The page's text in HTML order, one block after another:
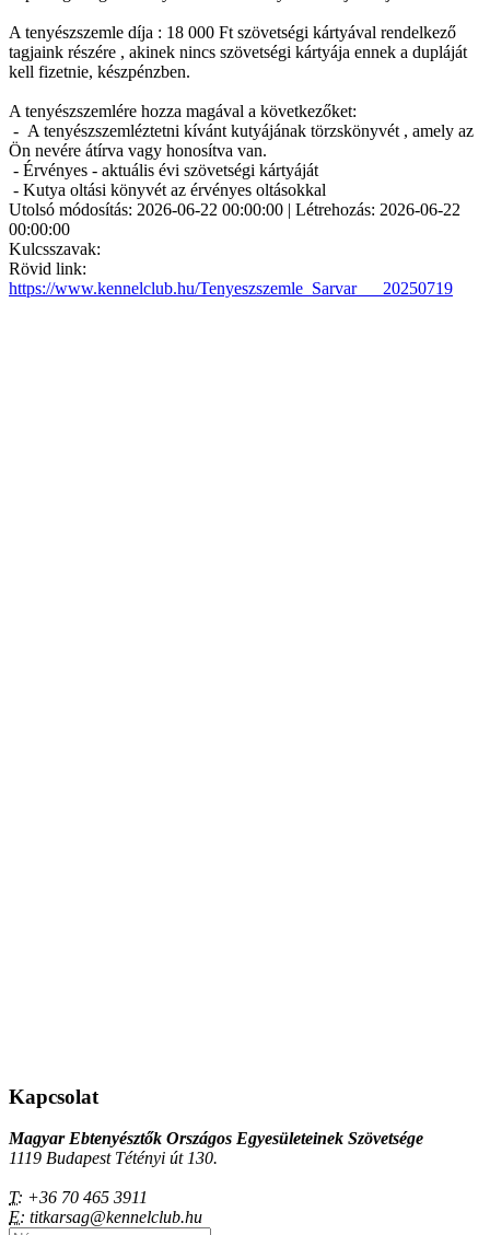
A tenyészszemle díja : 18 000 Ft szövetségi kártyával rendelkező
tagjaink részére , akinek nincs szövetségi kártyája ennek a dupláját
kell fizetnie, készpénzben.
A tenyészszemlére hozza magával a következőket:
- A tenyészszemléztetni kívánt kutyájának törzskönyvét , amely az
Ön nevére átírva vagy honosítva van.
- Érvényes - aktuális évi szövetségi kártyáját
- Kutya oltási könyvét az érvényes oltásokkal
Utolsó módosítás: 2026-06-22 00:00:00 | Létrehozás: 2026-06-22
00:00:00
Kulcsszavak:
Rövid link:
https://www.kennelclub.hu/Tenyeszszemle_Sarvar___20250719
Kapcsolat
Magyar Ebtenyésztők Országos Egyesületeinek Szövetsége
1119 Budapest Tétényi út 130.
T: +36 70 465 3911
E: titkarsag@kennelclub.hu